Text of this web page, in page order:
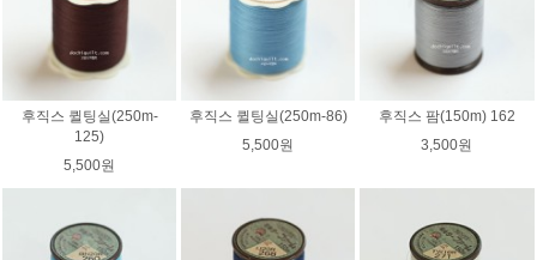
후직스 퀼팅실(250m-
125)
5,500원
후직스 퀼팅실(250m-86)
5,500원
후직스 팜(150m) 162
3,500원